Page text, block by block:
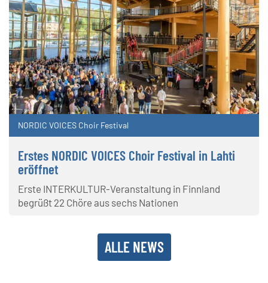
NORDIC VOICES Choir Festival
Erstes NORDIC VOICES Choir Festival in Lahti
eröffnet
Erste INTERKULTUR-Veranstaltung in Finnland
begrüßt 22 Chöre aus sechs Nationen
ALLE NEWS